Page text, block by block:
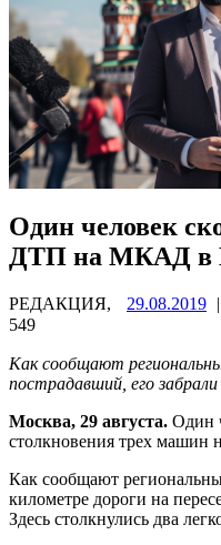
Один человек
ДТП на МКАД в
РЕДАКЦИЯ, 29.08.2019 |
549
Как сообщают
пострадавший, его забрали
Москва, 29 августа. Один
столкновения трех
Как сообщают
километре дороги на
Здесь столкнулись два